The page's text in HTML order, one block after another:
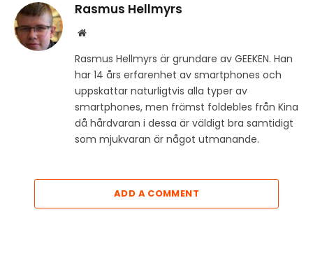
Rasmus Hellmyrs
Website
Rasmus Hellmyrs är grundare av GEEKEN. Han
har 14 års erfarenhet av smartphones och
uppskattar naturligtvis alla typer av
smartphones, men främst foldebles från Kina
då hårdvaran i dessa är väldigt bra samtidigt
som mjukvaran är något utmanande.
ADD A COMMENT